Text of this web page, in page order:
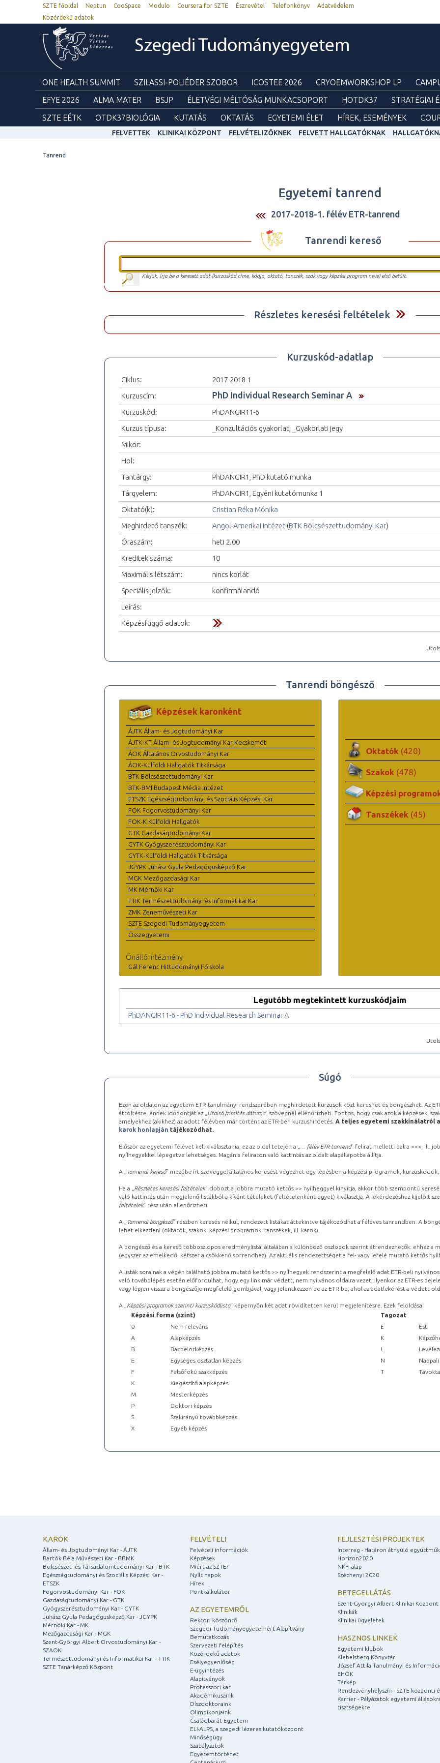
SZTE főoldal Neptun CooSpace Modulo Coursera for SZTE Észrevétel Telefonkönyv
Adatvédelem
Közérdekű adatok
Szegedi Tudományegyetem
ONE HEALTH SUMMIT SZILASSI-POLIÉDER SZOBOR ICOSTEE 2026 CRYOEMWORKSHOP LP
EFYE 2026
ALMA MATER BSJP ÉLETVÉGI MÉLTÓSÁG MUNKACSOPORT HOTDK37 STRATÉGIAI
SZTE EÉTK
OTDK37BIOLÓGIA KUTATÁS OKTATÁS EGYETEMI ÉLET HÍREK, ESEMÉNYEK
FELVETTEK KLINIKAI KÖZPONT FELVÉTELIZŐKNEK FELVETT HALLGATÓKNAK
Tanrend
Egyetemi tanrend
2017-2018-1. félév ETR-tanrend
Tanrendi kereső
Kérjük, írja be a keresett adat (kurzuskód címe, kódja, oktató, tanszék, szak vagy képzési program neve) első betűit.
Részletes keresési feltételek
Kurzuskód-adatlap
Ciklus:
2017-2018-1
Kurzuscím:
PhD Individual Research Seminar A
Kurzuskód:
PhDANGIR11-6
Kurzus típusa:
_Konzultációs gyakorlat, _Gyakorlati jegy
Mikor:
Hol:
Tantárgy:
PhDANGIR1, PhD kutató munka
Tárgyelem:
PhDANGIR1, Egyéni kutatómunka 1
Oktató(k):
Cristian Réka Mónika
Meghirdető tanszék:
Angol-Amerikai Intézet (BTK Bölcsészettudományi Kar)
Óraszám:
heti 2.00
Kreditek száma:
10
Maximális létszám:
nincs korlát
Speciális jelzők:
konfirmálandó
Leírás:
Képzésfüggő adatok:
Tanrendi böngésző
Képzések karonként
ÁJTK Állam- és Jogtudományi Kar
ÁJTK-KT Állam- és Jogtudományi Kar Kecskemét
ÁOK Általános Orvostudományi Kar
ÁOK-Külföldi Hallgatók Titkársága
BTK Bölcsészettudományi Kar
BTK-BMI Budapest Média Intézet
ETSZK Egészségtudományi és Szociális Képzési Kar
FOK Fogorvostudományi Kar
FOK-K Külföldi Hallgatók
GTK Gazdaságtudományi Kar
GYTK Gyógyszerésztudományi Kar
GYTK-Külföldi Hallgatók Titkársága
JGYPK Juhász Gyula Pedagógusképző Kar
MGK Mezőgazdasági Kar
MK Mérnöki Kar
TTIK Természettudományi és Informatikai Kar
ZMK Zeneművészeti Kar
SZTE Szegedi Tudományegyetem
Összegyetemi
Önálló intézmény
Gál Ferenc Hittudományi Főiskola
Oktatók (420)
Szakok (478)
Képzési
Tanszékek (45)
Legutóbb megtekintett kurzuskódjaim
PhDANGIR11-6 - PhD Individual Research Seminar A
Súgó
Ezen az oldalon az egyetem ETR tanulmányi rendszerében meghirdetett kurzusok közt kereshet és böngészhet. Az
áttöltésre, ennek időpontját az „ Utolsó frissítés dátuma” szövegnél ellenőrizheti. Fontos, hogy csak azok a képzések,
amelyekhez (akikhez) az adott félévben már történt az ETR-ben kurzushirdetés. A teljes egyetemi szakkínálatról a
karok honlapján tájékozódhat.
Először az egyetemi félévet kell kiválasztania, ez az oldal tetején a „ … félév ETR-tanrend” felirat melletti balra <<<, ill.
nyílhegyekkel lépegetve lehetséges. Magán a feliraton való kattintás az oldalt alapállapotba állítja.
A „ Tanrendi kereső” mezőbe írt szöveggel általános keresést végezhet egy lépésben a képzési programok,
Ha a „ Részletes keresési feltételek” dobozt a jobbra mutató kettős >> nyílheggyel kinyitja, akkor több szempontú
való kattintás után megjelenő listákból a kívánt tételeket (feltételenként egyet) kiválasztja. A lekérdezéshez kijelölt
feltételek” rész után ellenőrizheti.
A „ Tanrendi böngésző” részben keresés nélkül, rendezett listákat áttekintve tájékozódhat a féléves tanrendben. A
lehet elkezdeni (oktatók, szakok, képzési programok, tanszékek, ill. karok).
A böngésző és a kereső többoszlopos eredménylistái általában a különböző oszlopok szerint átrendezhetők: ehhez a
(egyszer az emelkedő, kétszer a csökkenő sorrendhez). Az aktuális rendezettséget a fel- vagy lefelé mutató kettős
A listák sorainak a végén található jobbra mutató kettős >> nyílhegyek rendszerint a megfelelő adat ETR-beli
való továbblépés esetén előfordulhat, hogy egy link már védett, nem nyilvános oldalra vezet, ilyenkor az ETR-es
vagy lépjen vissza a böngészője megfelelő gombjával, vagy jelentkezzen be az ETR-be, ahol az adatlekérést a védett
A „ Képzési programok szerinti kurzuskódlista” képernyőn két adat rövidítetten kerül megjelenítésre. Ezek feloldása:
Képzési forma (szint)
Tagozat
0
Nem releváns E
Esti
A
Alapképzés K
B
Bachelorképzés L
E
Egységes osztatlan képzés N
Nappali
F
Felsőfokú szakképzés T
K
Kiegészítő alapképzés
M
Mesterképzés
P
Doktori képzés
S
Szakirányú továbbképzés
X
Egyéb képzés
KAROK
Állam- és Jogtudományi Kar - ÁJTK
Bartók Béla Művészeti Kar - BBMK
Bölcsészet- és Társadalomtudományi Kar - BTK
Egészségtudományi és Szociális Képzési Kar -
ETSZK
Fogorvostudományi Kar - FOK
Gazdaságtudományi Kar - GTK
Gyógyszerésztudományi Kar - GYTK
Juhász Gyula Pedagógusképző Kar - JGYPK
Mérnöki Kar - MK
Mezőgazdasági Kar - MGK
Szent-Györgyi Albert Orvostudományi Kar -
SZAOK
Természettudományi és Informatikai Kar - TTIK
SZTE Tanárképző Központ
FELVÉTELI
Felvételi információk
Képzések
Miért az SZTE?
Nyílt napok
Hírek
Pontkalkulátor
AZ EGYETEMRŐL
Rektori köszöntő
Szegedi Tudományegyetemért Alapítvány
Bemutatkozás
Szervezeti felépítés
Közérdekű adatok
Esélyegyenlőség
E-ügyintézés
Alapítványok
Professzori kar
Akadémikusaink
Díszdoktoraink
Olimpikonjaink
Családbarát Egyetem
ELI-ALPS, a szegedi lézeres kutatóközpont
Minőségügy
Szabályzatok
Egyetemtörténet
FEJLESZTÉSI PROJEKTEK
Interreg - Határon átnyúló
Horizon2020
NKFI alap
Széchenyi 2020
BETEGELLÁTÁS
Szent-Györgyi Albert Klinikai Központ
Klinikák
Klinikai ügyeletek
HASZNOS LINKEK
Egyetemi klubok
Klebelsberg Könyvtár
József Attila Tanulmányi és
EHÖK
Térkép
Rendezvényhelyszín - SZTE központi
Karrier - Pályázatok egyetemi
tisztségekre